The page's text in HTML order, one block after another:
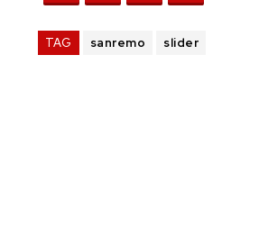
TAG sanremo slider